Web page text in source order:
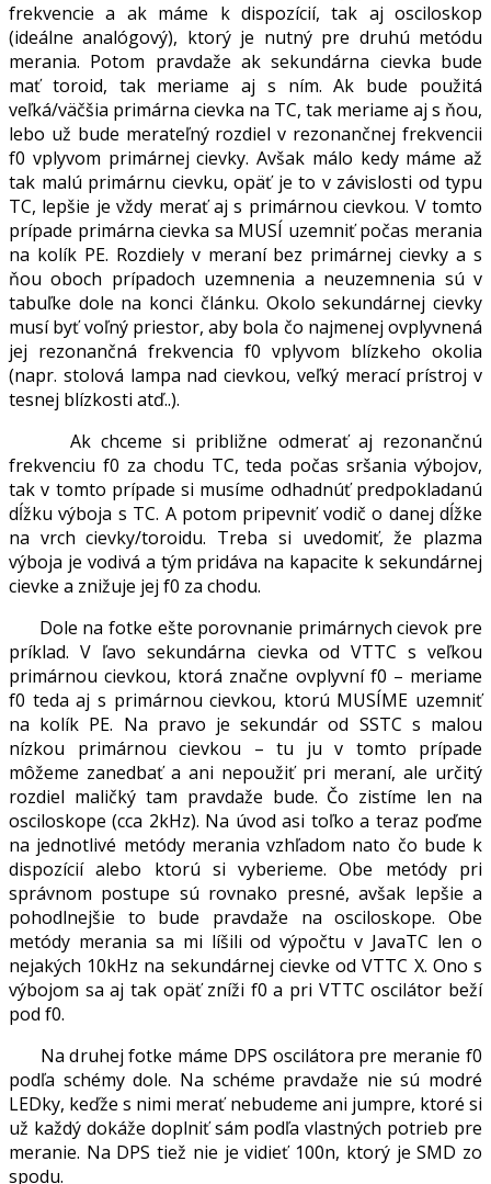
frekvencie a ak máme k dispozícií, tak aj osciloskop
(ideálne analógový), ktorý je nutný pre druhú metódu
merania. Potom pravdaže ak sekundárna cievka bude
mať toroid, tak meriame aj s ním. Ak bude použitá
veľká/väčšia primárna cievka na TC, tak meriame aj s ňou,
lebo už bude merateľný rozdiel v rezonančnej frekvencii
f0 vplyvom primárnej cievky. Avšak málo kedy máme až
tak malú primárnu cievku, opäť je to v závislosti od typu
TC, lepšie je vždy merať aj s primárnou cievkou. V tomto
prípade primárna cievka sa MUSÍ uzemniť počas merania
na kolík PE. Rozdiely v meraní bez primárnej cievky a s
ňou oboch prípadoch uzemnenia a neuzemnenia sú v
tabuľke dole na konci článku. Okolo sekundárnej cievky
musí byť voľný priestor, aby bola čo najmenej ovplyvnená
jej rezonančná frekvencia f0 vplyvom blízkeho okolia
(napr. stolová lampa nad cievkou, veľký merací prístroj v
tesnej blízkosti atď..).
Ak chceme si približne odmerať aj rezonančnú
frekvenciu f0 za chodu TC, teda počas sršania výbojov,
tak v tomto prípade si musíme odhadnúť predpokladanú
dĺžku výboja s TC. A potom pripevniť vodič o danej dĺžke
na vrch cievky/toroidu. Treba si uvedomiť, že plazma
výboja je vodivá a tým pridáva na kapacite k sekundárnej
cievke a znižuje jej f0 za chodu.
Dole na fotke ešte porovnanie primárnych cievok pre
príklad. V ľavo sekundárna cievka od VTTC s veľkou
primárnou cievkou, ktorá značne ovplyvní f0 – meriame
f0 teda aj s primárnou cievkou, ktorú MUSÍME uzemniť
na kolík PE. Na pravo je sekundár od SSTC s malou
nízkou primárnou cievkou – tu ju v tomto prípade
môžeme zanedbať a ani nepoužiť pri meraní, ale určitý
rozdiel maličký tam pravdaže bude. Čo zistíme len na
osciloskope (cca 2kHz). Na úvod asi toľko a teraz poďme
na jednotlivé metódy merania vzhľadom nato čo bude k
dispozícií alebo ktorú si vyberieme. Obe metódy pri
správnom postupe sú rovnako presné, avšak lepšie a
pohodlnejšie to bude pravdaže na osciloskope. Obe
metódy merania sa mi líšili od výpočtu v JavaTC len o
nejakých 10kHz na sekundárnej cievke od VTTC X. Ono s
výbojom sa aj tak opäť zníži f0 a pri VTTC oscilátor beží
pod f0.
Na druhej fotke máme DPS oscilátora pre meranie f0
podľa schémy dole. Na schéme pravdaže nie sú modré
LEDky, keďže s nimi merať nebudeme ani jumpre, ktoré si
už každý dokáže doplniť sám podľa vlastných potrieb pre
meranie. Na DPS tiež nie je vidieť 100n, ktorý je SMD zo
spodu.